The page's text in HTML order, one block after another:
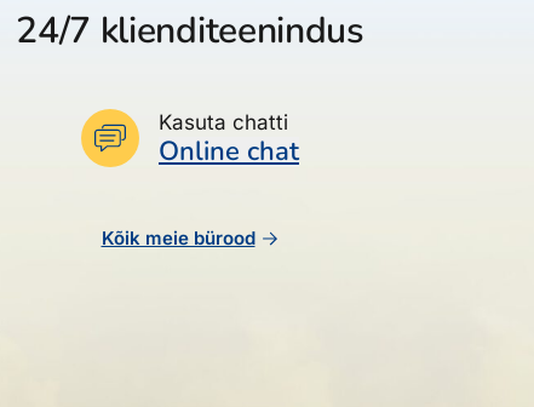
24/7 klienditeenindus
Kasuta chatti
Online chat
Kõik meie bürood